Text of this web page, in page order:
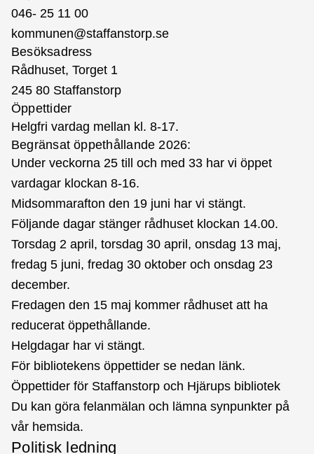
046- 25 11 00
kommunen@staffanstorp.se
Besöksadress
Rådhuset, Torget 1
245 80 Staffanstorp
Öppettider
Helgfri vardag mellan kl. 8-17.
Begränsat öppethållande 2026:
Under veckorna 25 till och med 33 har vi öppet
vardagar klockan 8-16.
Midsommarafton den 19 juni har vi stängt.
Följande dagar stänger rådhuset klockan 14.00.
Torsdag 2 april, torsdag 30 april, onsdag 13 maj,
fredag 5 juni, fredag 30 oktober och onsdag 23
december.
Fredagen den 15 maj kommer rådhuset att ha
reducerat öppethållande.
Helgdagar har vi stängt.
För bibliotekens öppettider se nedan länk.
Öppettider för Staffanstorp och Hjärups bibliotek
Du kan göra felanmälan och lämna synpunkter på
vår hemsida.
Politisk ledning